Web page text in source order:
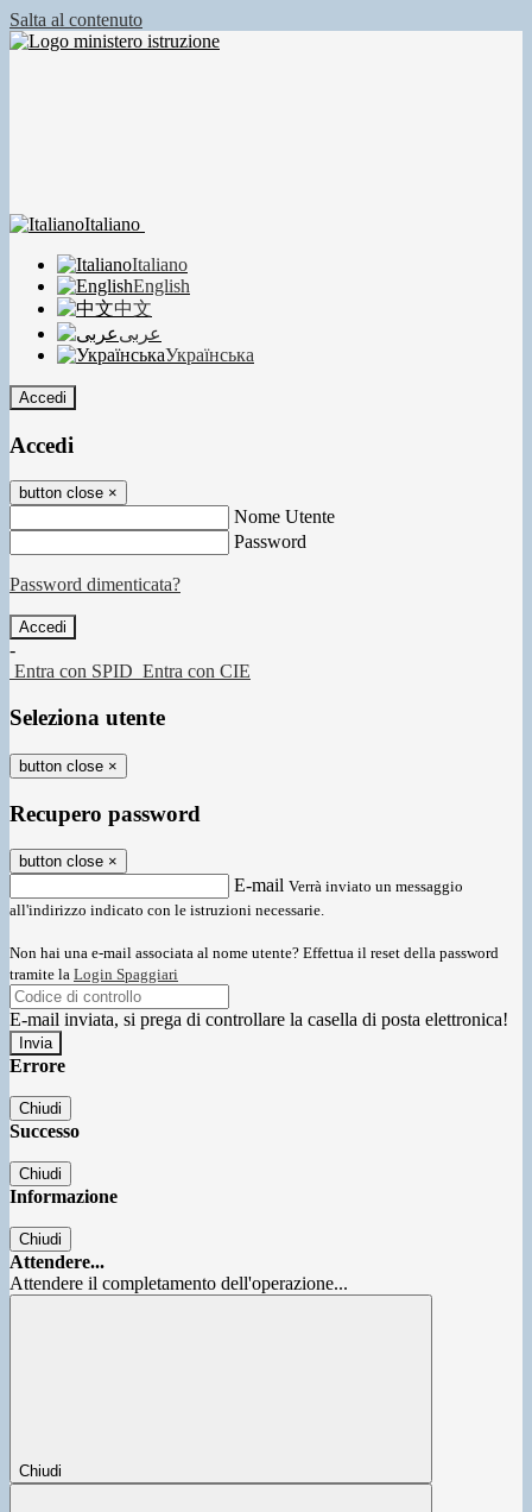
Salta al contenuto
Italiano
Italiano
English
中文
عربى
Українська
Accedi
Accedi
button close ×
Nome Utente
Password
Password dimenticata?
-
Entra con SPID Entra con CIE
Seleziona utente
button close ×
Recupero password
button close ×
E-mail Verrà inviato un messaggio
all'indirizzo indicato con le istruzioni necessarie.
Non hai una e-mail associata al nome utente? Effettua il reset della password
tramite la Login Spaggiari
E-mail inviata, si prega di controllare la casella di posta elettronica!
Errore
Chiudi
Successo
Chiudi
Informazione
Chiudi
Attendere...
Attendere il completamento dell'operazione...
Chiudi